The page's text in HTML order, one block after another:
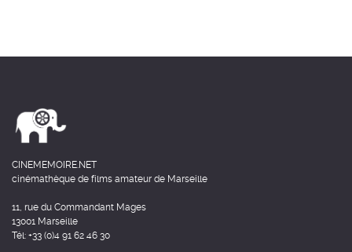
CINEMEMOIRE.NET
cinémathèque de films amateur de Marseille
11, rue du Commandant Mages
13001 Marseille
Tél: +33 (0)4 91 62 46 30